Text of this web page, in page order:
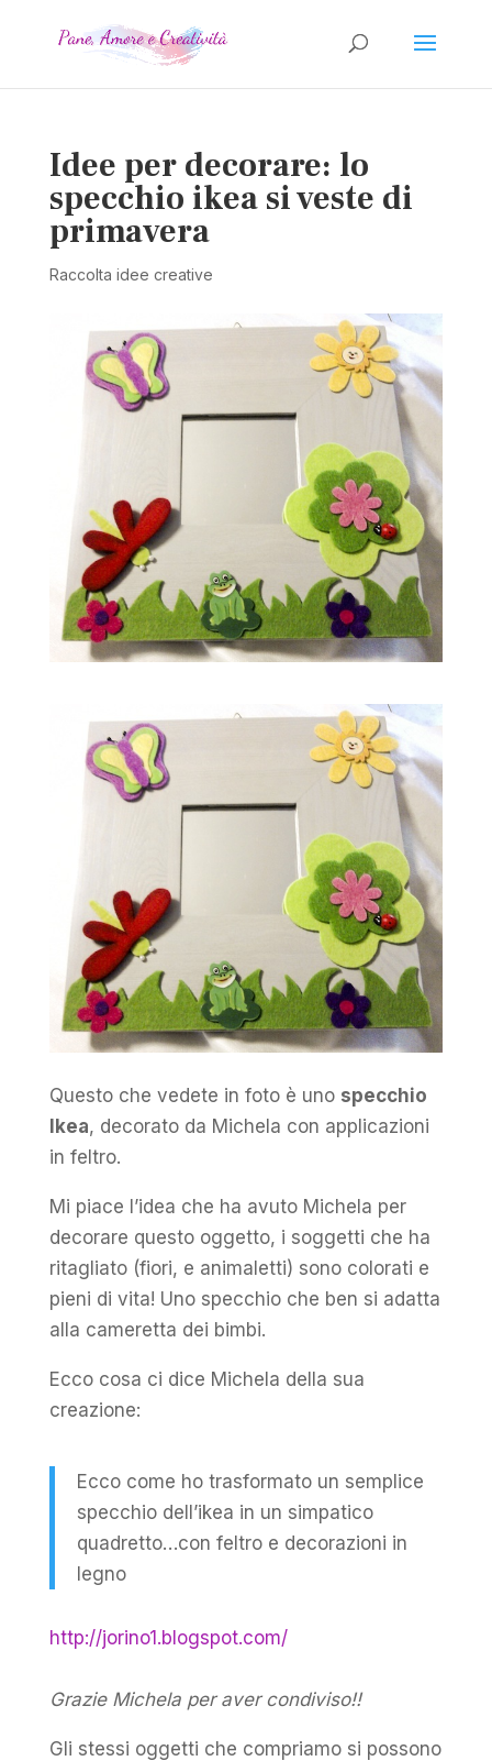
Idee per decorare: lo
specchio ikea si veste di
primavera
Raccolta idee creative
Questo che vedete in foto è uno specchio
Ikea, decorato da Michela con applicazioni
in feltro.
Mi piace l’idea che ha avuto Michela per
decorare questo oggetto, i soggetti che ha
ritagliato (fiori, e animaletti) sono colorati e
pieni di vita! Uno specchio che ben si adatta
alla cameretta dei bimbi.
Ecco cosa ci dice Michela della sua
creazione:
Ecco come ho trasformato un semplice
specchio dell’ikea in un simpatico
quadretto…con feltro e decorazioni in
legno
http://jorino1.blogspot.com/
Grazie Michela per aver condiviso!!
Gli stessi oggetti che compriamo si possono